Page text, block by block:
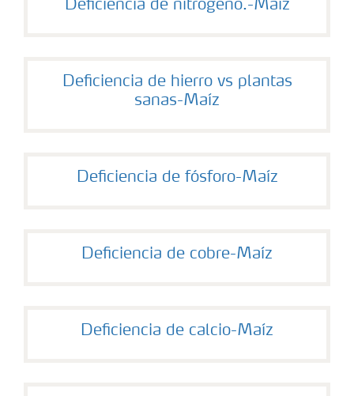
Deficiencia de nitrógeno.-Maíz
Deficiencia de hierro vs plantas
sanas-Maíz
Deficiencia de fósforo-Maíz
Deficiencia de cobre-Maíz
Deficiencia de calcio-Maíz